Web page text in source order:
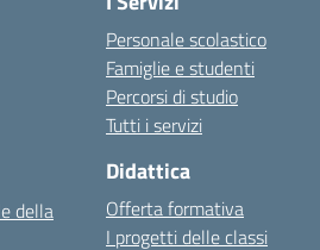
della
Personale scolastico
Famiglie e studenti
Percorsi di studio
Tutti i servizi
Didattica
Offerta formativa
I progetti delle classi